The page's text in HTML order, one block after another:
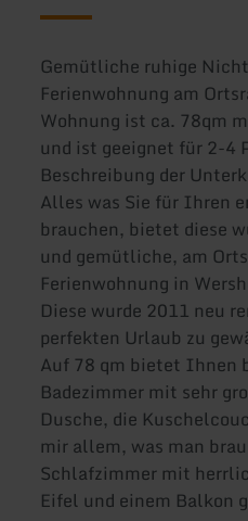
Gemütliche ruhige
Ferienwohnung am
Wohnung ist ca. 78qm
und ist geeignet für 2-4
Beschreibung der
Alles was Sie für Ihren
brauchen, bietet diese
und gemütliche, am
Ferienwohnung in
Diese wurde 2011 neu
perfekten Urlaub zu
Auf 78 qm bietet Ihnen
Badezimmer mit sehr
Dusche, die
mir allem, was man
Schlafzimmer mit
Eifel und einem Balkon